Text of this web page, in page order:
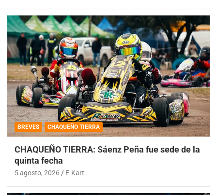
BREVES CHAQUEÑO TIERRA
CHAQUEÑO TIERRA: Sáenz Peña fue sede de la
quinta fecha
5 agosto, 2026 E-Kart